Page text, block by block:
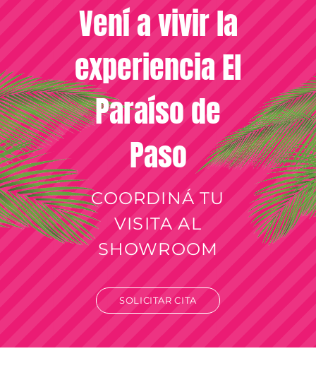
Vení a vivir la
experiencia El
Paraíso de
Paso
COORDINÁ TU
VISITA AL
SHOWROOM
SOLICITAR CITA